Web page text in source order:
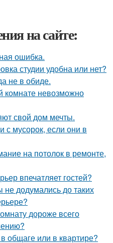
на сайте:
ошибка.
студии удобна или нет?
не в обиде.
комнате невозможно
свой дом мечты.
с мусорок, если они в
на потолок в ремонте,
впечатляет гостей?
додумались до таких
дороже всего
общаге или в квартире?